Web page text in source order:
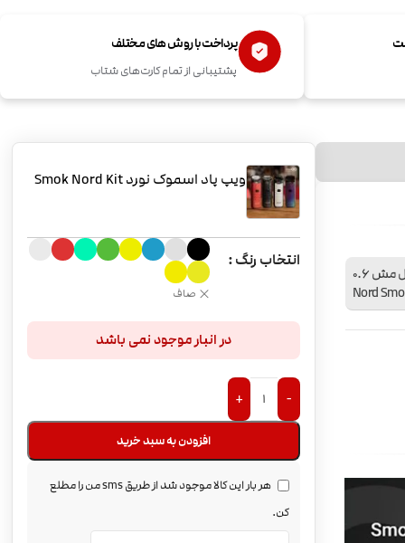
Nord2 Kit
پرداخت با روش های مختلف
پشتیبانی از تمام کارت‌های شتاب
دفترچه راهنما, کابل شارژ USB, کویل 1.4 اهم, کویل مش 0.6
ویپ پاد اسموک نورد Smok Nord Kit
انتخاب رنگ
صاف
در انبار موجود نمی باشد
-
+
افزودن به سبد خرید
هر بار این کالا موجود شد از طریق sms من را مطلع
کن.